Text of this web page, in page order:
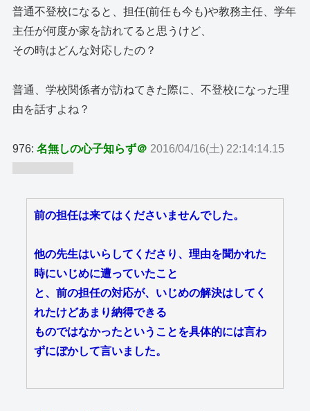
普通不登校になると、担任(前任も今も)や教務主任、学年
主任が何度か家を訪れてると思うけど、
その時はどんな対応したの？
普通、学校関係者が訪ねてきた際に、不登校になった理
由を話すよね？
976:名無しの心子知らず＠ 2016/04/16(土) 22:14:14.15
前の担任は来てはくださいませんでした。
他の先生はいらしてくださり、理由を聞かれた
時にいじめに遭っていたこと
と、前の担任の対応が、いじめの解決はしてく
れたけどあまり納得できる
ものではなかったということを具体的には言わ
ずにぼかして言いました。